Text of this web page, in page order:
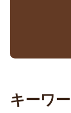
キーワ